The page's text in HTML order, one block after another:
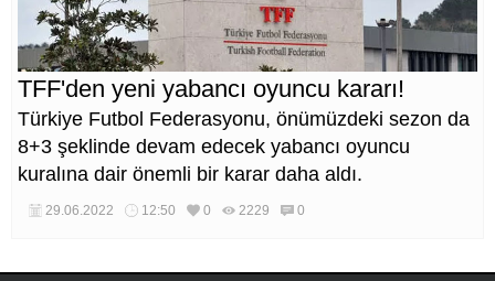
TFF'den yeni yabancı oyuncu kararı!
Türkiye Futbol Federasyonu, önümüzdeki sezon da
8+3 şeklinde devam edecek yabancı oyuncu
kuralına dair önemli bir karar daha aldı.
29.06.2022 12:50 0 2229 0